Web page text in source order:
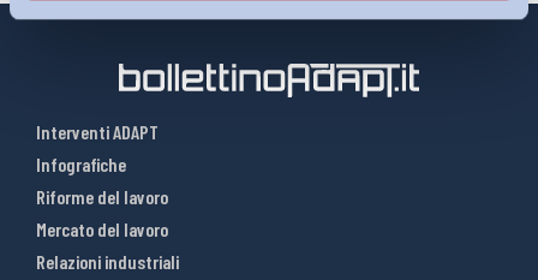
Interventi ADAPT
Infografiche
Riforme del lavoro
Mercato del lavoro
Relazioni industriali